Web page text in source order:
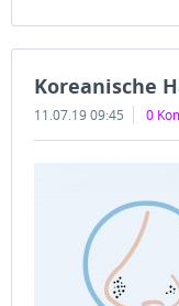
Koreanische
11.07.19 09:45 0